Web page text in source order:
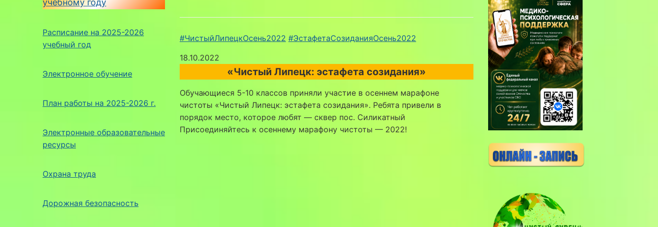
Расписание на 2025-2026
учебный год
Электронное обучение
План работы на 2025-2026 г.
Электронные образовательные
ресурсы
Охрана труда
Дорожная безопасность
#ЧистыйЛипецкОсень2022 #ЭстафетаСозиданияОсень2022
18.10.2022
«Чистый Липецк: эстафета созидания»
Обучающиеся 5-10 классов приняли участие в осеннем марафоне
чистоты «Чистый Липецк: эстафета созидания». Ребята привели в
порядок место, которое любят — сквер пос. Силикатный
Присоединяйтесь к осеннему марафону чистоты — 2022!